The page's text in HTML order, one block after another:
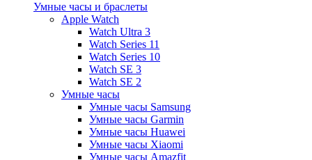
Умные часы и браслеты
Apple Watch
Watch Ultra 3
Watch Series 11
Watch Series 10
Watch SE 3
Watch SE 2
Умные часы
Умные часы Samsung
Умные часы Garmin
Умные часы Huawei
Умные часы Xiaomi
Умные часы Amazfit